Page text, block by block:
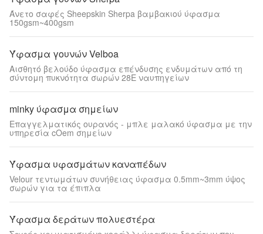
Άνετο σαφές Sheepskin Sherpa βαμβακιού ύφασμα
150gsm~400gsm
Ύφασμα γουνών Velboa
Αισθητό βελούδο ύφασμα επένδυσης ενδυμάτων από τη
σύντομη πυκνότητα σωρών 28E ναυπηγείων
minky ύφασμα σημείων
Επαγγελματικός ουρανός - μπλε μαλακό ύφασμα με την
υπηρεσία cOem σημείων
Ύφασμα υφασμάτων καναπέδων
Velour τεντωμάτων συνήθειας ύφασμα 0.5mm~3mm ύψος
σωρών για τα έπιπλα
Ύφασμα δεράτων πολυεστέρα